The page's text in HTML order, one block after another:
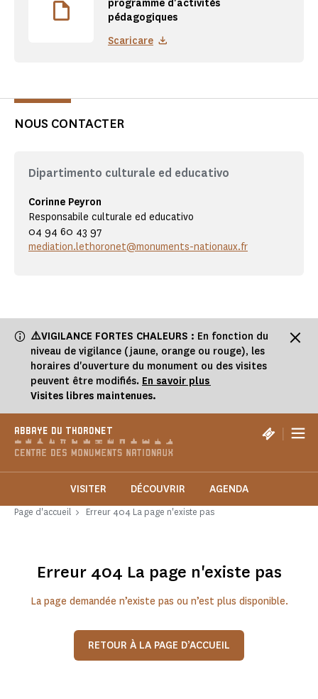
programme d'activités
pédagogiques
Scaricare
NOUS CONTACTER
Dipartimento culturale ed educativo
Corinne Peyron
Responsabile culturale ed educativo
04 94 60 43 97
mediation.lethoronet@monuments-nationaux.fr
⚠️VIGILANCE FORTES CHALEURS : En fonction du
niveau de vigilance (jaune, orange ou rouge), les
horaires d'ouverture du monument ou des visites
peuvent être modifiés. En savoir plus
Visites libres maintenues.
ABBAYE DU THORONET |
VISITER DÉCOUVRIR AGENDA
Page d'accueil Erreur 404 La page n'existe pas
Erreur 404 La page n'existe pas
La page demandée n’existe pas ou n’est plus disponible.
RETOUR À LA PAGE D’ACCUEIL